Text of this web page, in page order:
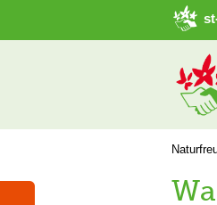
➜ Hauptregion der Seite anspringen